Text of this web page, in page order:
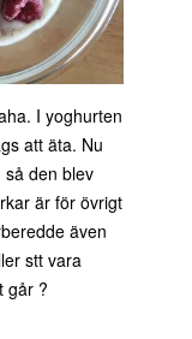
I yoghurten
att äta. Nu
den blev
är för övrigt
även
stt vara
går ?